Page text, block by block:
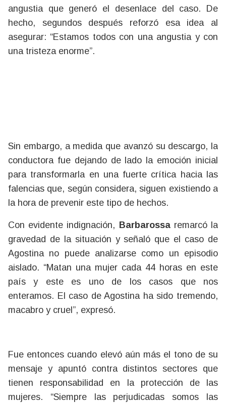
angustia que generó el desenlace del caso. De
hecho, segundos después reforzó esa idea al
asegurar: “Estamos todos con una angustia y con
una tristeza enorme”.
Sin embargo, a medida que avanzó su descargo, la
conductora fue dejando de lado la emoción inicial
para transformarla en una fuerte crítica hacia las
falencias que, según considera, siguen existiendo a
la hora de prevenir este tipo de hechos.
Con evidente indignación, Barbarossaremarcó la
gravedad de la situación y señaló que el caso de
Agostina no puede analizarse como un episodio
aislado. “Matan una mujer cada 44 horas en este
país y este es uno de los casos que nos
enteramos. El caso de Agostina ha sido tremendo,
macabro y cruel”, expresó.
Fue entonces cuando elevó aún más el tono de su
mensaje y apuntó contra distintos sectores que
tienen responsabilidad en la protección de las
mujeres. “Siempre las perjudicadas somos las